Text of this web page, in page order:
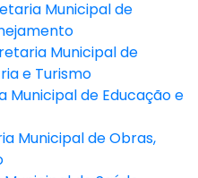
Municipal de
Municipal de
e Turismo
Municipal de Educação e
Municipal de Obras,